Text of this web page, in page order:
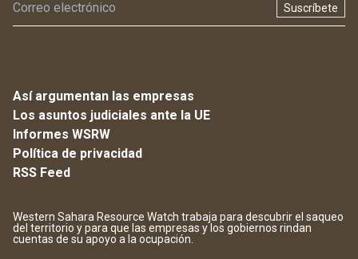
Suscríbete
Así argumentan las empresas
Los asuntos judiciales ante la UE
Informes WSRW
Política de privacidad
RSS Feed
Western Sahara Resource Watch trabaja para descubrir el saqueo
del territorio y para que las empresas y los gobiernos rindan
cuentas de su apoyo a la ocupación.